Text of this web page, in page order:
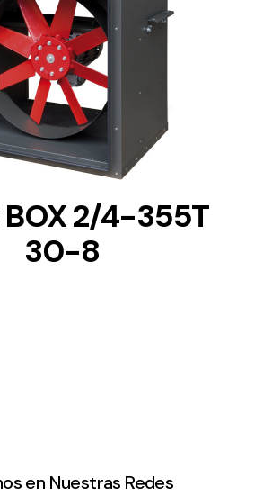
DETAILS
BOX 2/4-355T
30-8
en Nuestras Redes